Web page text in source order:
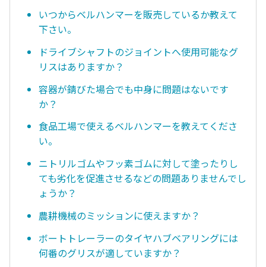
いつからベルハンマーを販売しているか教えて
下さい。
ドライブシャフトのジョイントへ使用可能なグ
リスはありますか？
容器が錆びた場合でも中身に問題はないです
か？
食品工場で使えるベルハンマーを教えてくださ
い。
ニトリルゴムやフッ素ゴムに対して塗ったりし
ても劣化を促進させるなどの問題ありませんでし
ょうか？
農耕機械のミッションに使えますか？
ボートトレーラーのタイヤハブベアリングには
何番のグリスが適していますか？